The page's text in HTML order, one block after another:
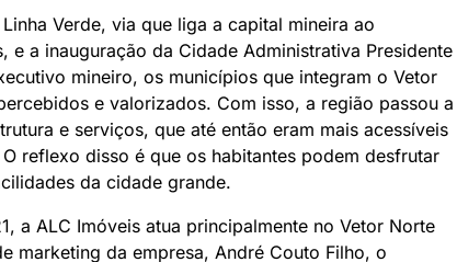
Verde, via que liga a capital mineira ao
e a inauguração da Cidade Administrativa Presidente
mineiro, os municípios que integram o Vetor
e valorizados. Com isso, a região passou a
e serviços, que até então eram mais acessíveis
reflexo disso é que os habitantes podem desfrutar
da cidade grande.
a ALC Imóveis atua principalmente no Vetor Norte
marketing da empresa, André Couto Filho, o